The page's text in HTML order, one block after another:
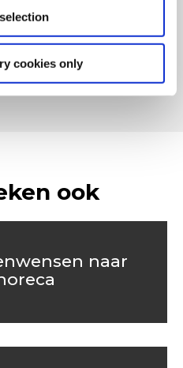
cookies only
ook
naar